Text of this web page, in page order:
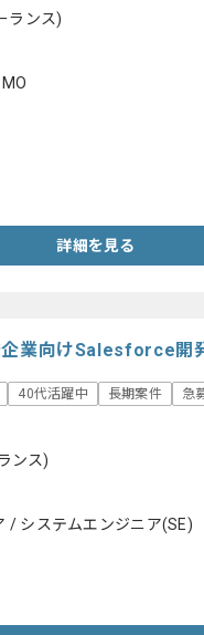
ランス)
詳細を見る
企業向けSalesforce開
40代活躍中 長期案件
急
ンス)
/ システムエンジニア(SE)